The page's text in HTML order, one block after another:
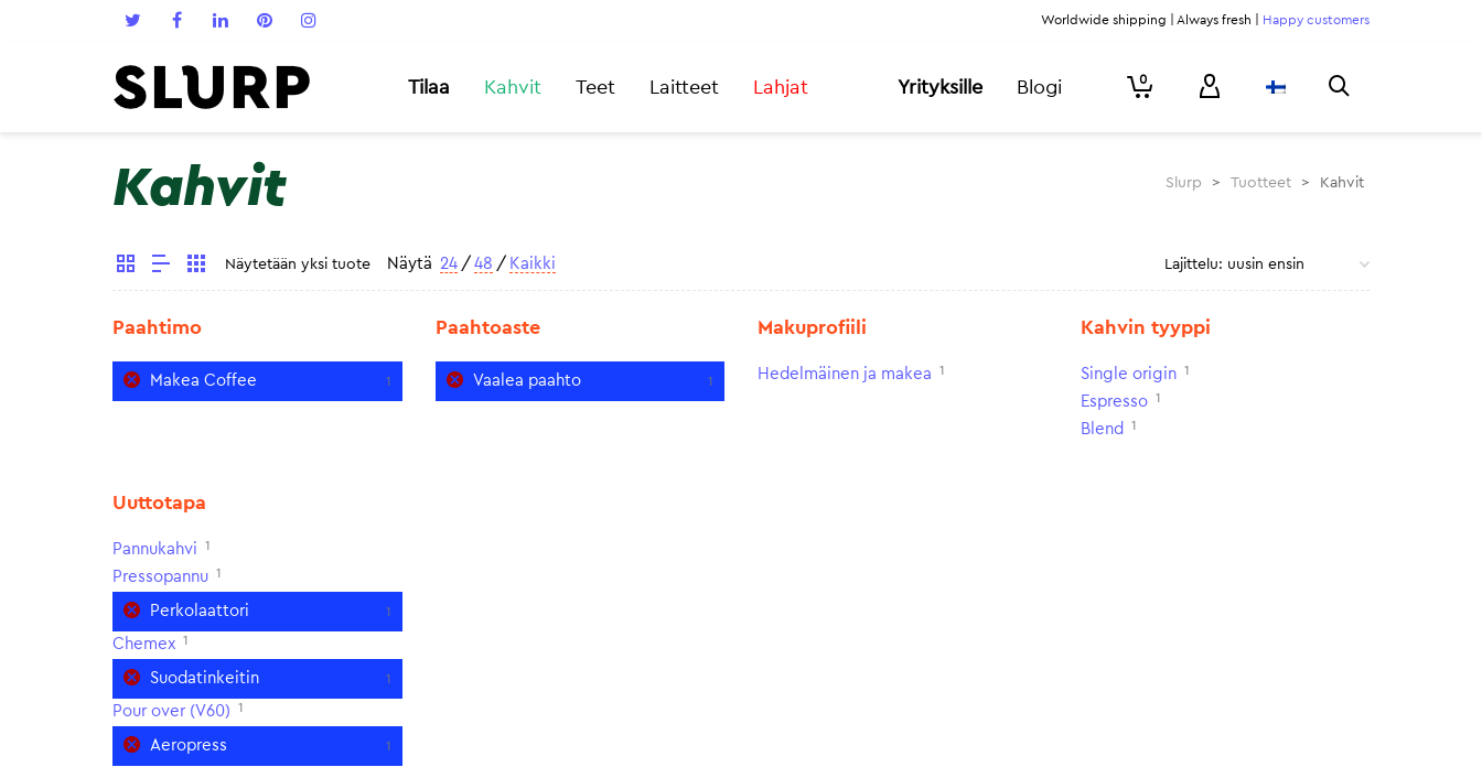
Worldwide shipping | Always fresh | Happy customers
Tilaa Kahvit Teet Laitteet Lahjat Yrityksille Blogi 0
Kahvit Slurp > Tuotteet > Kahvit
Näytetään yksi tuote Näytä 24 / 48 / Kaikki
Paahtimo
Makea Coffee 1
Paahtoaste
Vaalea paahto 1
Makuprofiili
Hedelmäinen ja makea 1
Kahvin tyyppi
Single origin 1
Espresso 1
Blend 1
Uuttotapa
Pannukahvi 1
Pressopannu 1
Perkolaattori 1
Chemex 1
Suodatinkeitin 1
Pour over (V60) 1
Aeropress 1